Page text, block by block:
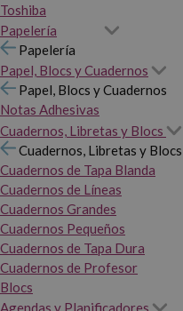
Toshiba
Papelería
Papelería
Papel, Blocs y Cuadernos
Papel, Blocs y Cuadernos
Notas Adhesivas
Cuadernos, Libretas y Blocs
Cuadernos, Libretas y Blocs
Cuadernos de Tapa Blanda
Cuadernos de Líneas
Cuadernos Grandes
Cuadernos Pequeños
Cuadernos de Tapa Dura
Cuadernos de Profesor
Blocs
Agendas y Planificadores